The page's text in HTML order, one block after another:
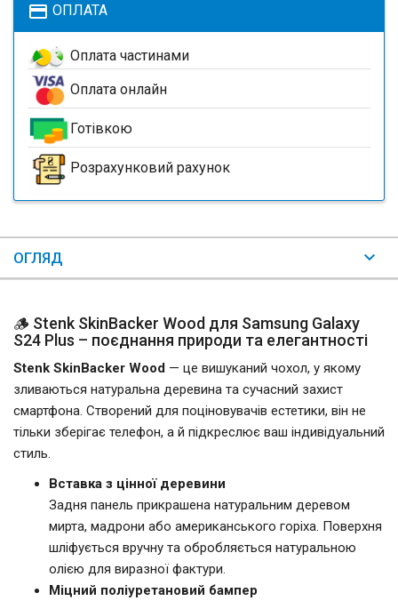
payment ОПЛАТА
Оплата частинами
Оплата онлайн
Готівкою
Розрахунковий рахунок
ОГЛЯД
🪵 Stenk SkinBacker Wood для Samsung Galaxy
S24 Plus – поєднання природи та елегантності
Stenk SkinBacker Wood — це вишуканий чохол, у якому
зливаються натуральна деревина та сучасний захист
смартфона. Створений для поціновувачів естетики, він не
тільки зберігає телефон, а й підкреслює ваш індивідуальний
стиль.
Вставка з цінної деревини
Задня панель прикрашена натуральним деревом
мирта, мадрони або американського горіха. Поверхня
шліфується вручну та обробляється натуральною
олією для виразної фактури.
Міцний поліуретановий бампер